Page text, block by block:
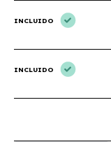
INCLUIDO
INCLUIDO